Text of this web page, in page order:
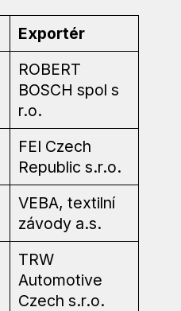
Exportér
ROBERT
BOSCH spol s
r.o.
FEI Czech
Republic s.r.o.
VEBA, textilní
závody a.s.
TRW
Automotive
Czech s.r.o.